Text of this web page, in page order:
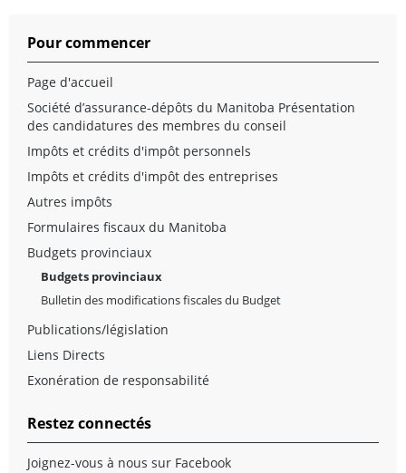
Pour commencer
Page d'accueil
Société d’assurance-dépôts du Manitoba Présentation
des candidatures des membres du conseil
Impôts et crédits d'impôt personnels
Impôts et crédits d'impôt des entreprises
Autres impôts
Formulaires fiscaux du Manitoba
Budgets provinciaux
Budgets provinciaux
Bulletin des modifications fiscales du Budget
Publications/législation
Liens Directs
Exonération de responsabilité
Restez connectés
Joignez-vous à nous sur Facebook